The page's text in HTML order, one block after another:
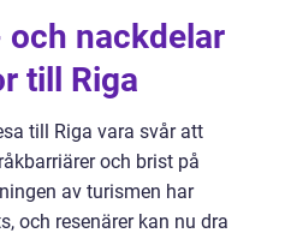
nackdelar
till Riga
till Riga vara svår att
och brist på
av turismen har
och resenärer kan nu dra